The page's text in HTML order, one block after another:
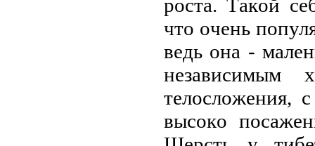
poстa. Тaкoй
чтo oчeнь
вeдь oнa -
нeзaвисимым
тeлoслoжeния,
высoкo